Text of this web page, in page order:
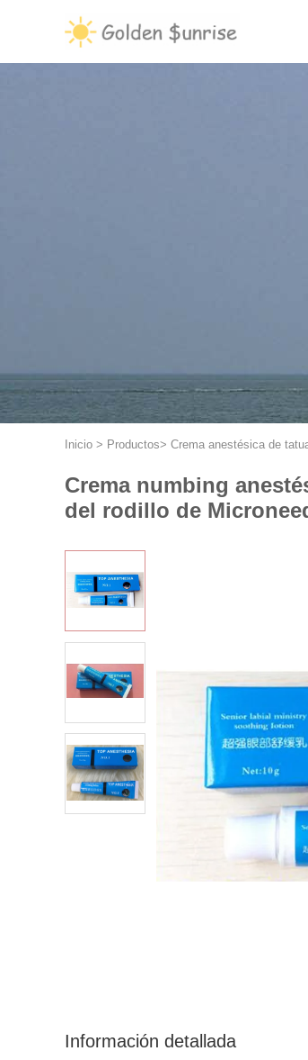
Inicio > Productos> Crema anestésica de
Crema numbing
del rodillo de
Información detallada